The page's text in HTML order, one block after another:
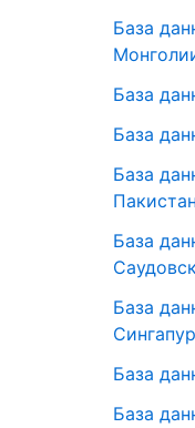
База
База
База
База
База
База
База
База